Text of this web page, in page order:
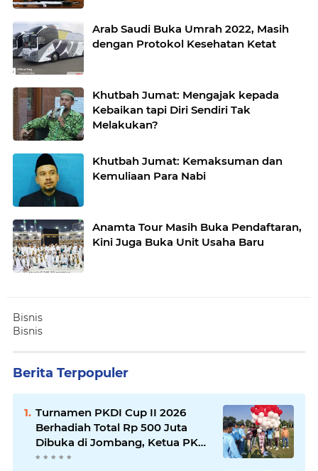
Arab Saudi Buka Umrah 2022, Masih
dengan Protokol Kesehatan Ketat
Khutbah Jumat: Mengajak kepada
Kebaikan tapi Diri Sendiri Tak
Melakukan?
Khutbah Jumat: Kemaksuman dan
Kemuliaan Para Nabi
Anamta Tour Masih Buka Pendaftaran,
Kini Juga Buka Unit Usaha Baru
Bisnis
Bisnis
Berita Terpopuler
Turnamen PKDI Cup II 2026
Berhadiah Total Rp 500 Juta
Dibuka di Jombang, Ketua PKDI
Jatim Syaifullah Mahdi: Ajang